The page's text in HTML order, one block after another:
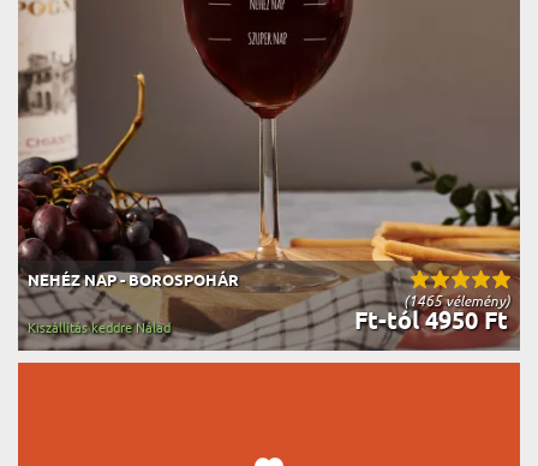
(1465 vélemény)
NEHÉZ NAP - BOROSPOHÁR
Ft-tól 4950 Ft
Kiszállítás keddre Nálad